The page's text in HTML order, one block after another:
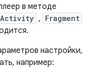
в методе
Activity , Fragment
настройки,
например: